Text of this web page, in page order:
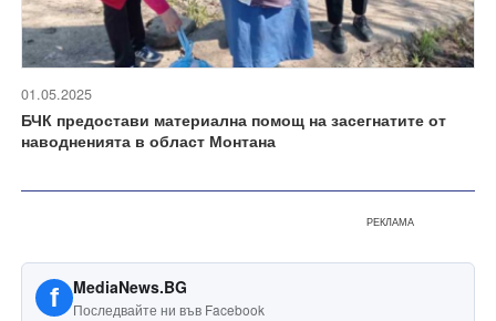
01.05.2025
БЧК предостави материална помощ на засегнатите от
наводненията в област Монтана
РЕКЛАМА
f MediaNews.BG
Последвайте ни във Facebook